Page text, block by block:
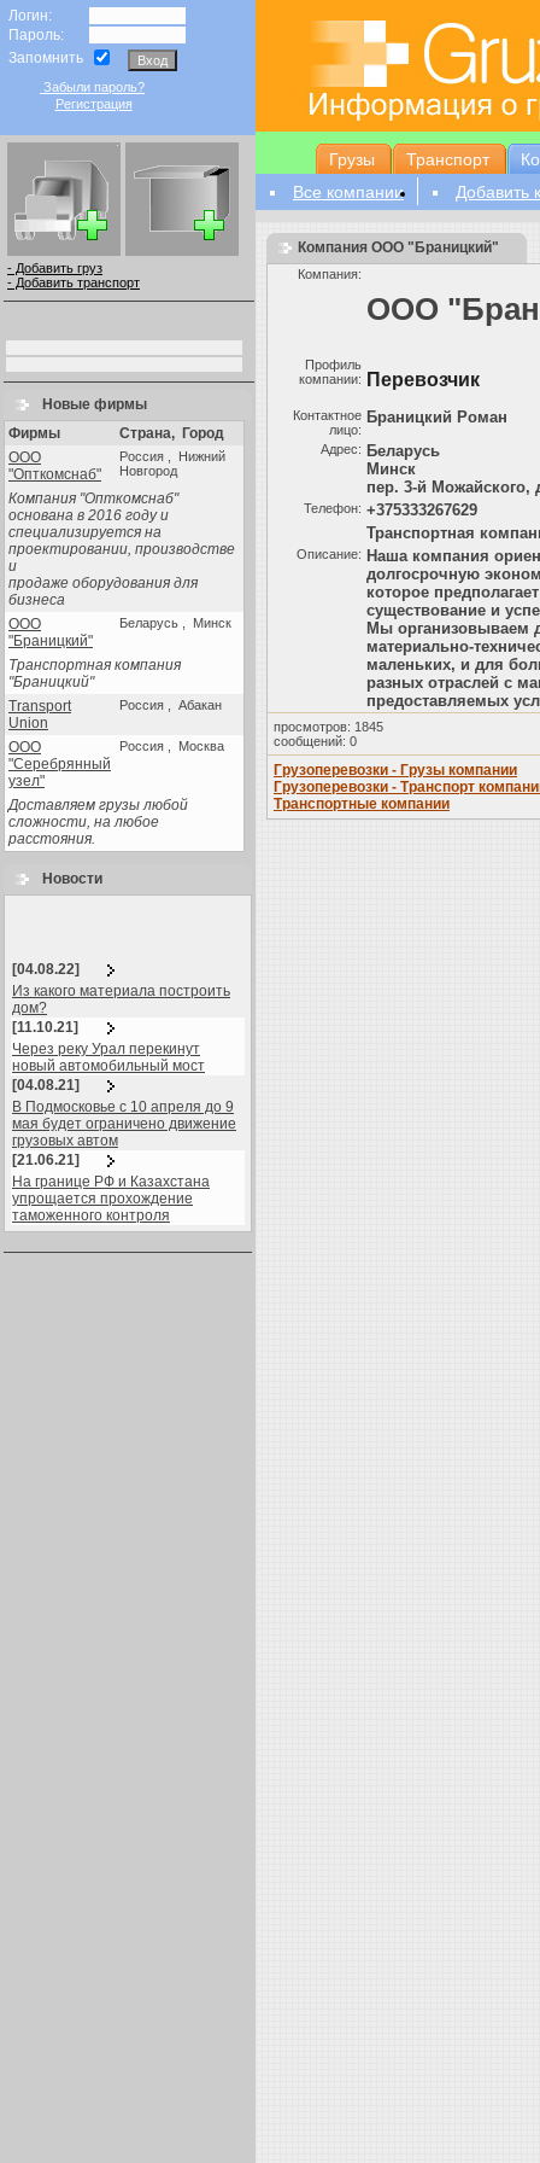
Логин:
Пароль:
Запомнить
Забыли пароль?
Регистрация
- Добавить груз
- Добавить транспорт
Новые фирмы
Фирмы
Страна, Город
ООО
"Опткомснаб"
Россия , Нижний
Новгород
Компания "Опткомснаб"
основана в 2016 году и
специализируется на
проектировании, производстве
и
продаже оборудования для
бизнеса
ООО
"Браницкий"
Беларусь , Минск
Транспортная компания
"Браницкий"
Transport
Union
Россия , Абакан
ООО
"Серебрянный
узел"
Россия , Москва
Доставляем грузы любой
сложности, на любое
расстояния.
Новости
[04.08.22]
Из какого материала построить
дом?
[11.10.21]
Через реку Урал перекинут
новый автомобильный мост
[04.08.21]
В Подмосковье с 10 апреля до 9
мая будет ограничено движение
грузовых автом
[21.06.21]
На границе РФ и Казахстана
упрощается прохождение
таможенного контроля
Грузы Транспорт
Все компании
Добавить
Компания ООО "Браницкий"
Компания:
ООО
Профиль
компании:
Перевозчик
Контактное
лицо:
Браницкий Роман
Aдрес: Беларусь
Минск
пер. 3-й Можайского,
Телефон: +375333267629
Транспортная
Описание: Наша компания
долгосрочную
которое
существование и
Мы организовываем
материально-
маленьких, и для
разных отраслей с
предоставляемых
просмотров: 1845
сообщений: 0
Грузоперевозки - Грузы компании
Грузоперевозки - Транспорт
Транспортные компании